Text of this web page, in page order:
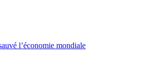
l’économie mondiale